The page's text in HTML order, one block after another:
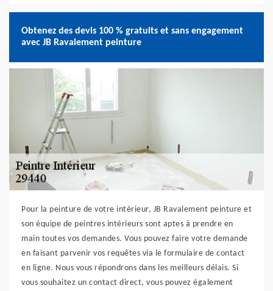
Obtenez des devis 100 % gratuits et sans engagement
avec JB Ravalement peinture
Pour la peinture de votre intérieur, JB Ravalement peinture et
son équipe de peintres intérieurs sont aptes à prendre en
main toutes vos demandes. Vous pouvez faire votre demande
en faisant parvenir vos requêtes via le formulaire de contact
en ligne. Nous vous répondrons dans les meilleurs délais. Si
vous souhaitez un contact direct, vous pouvez également